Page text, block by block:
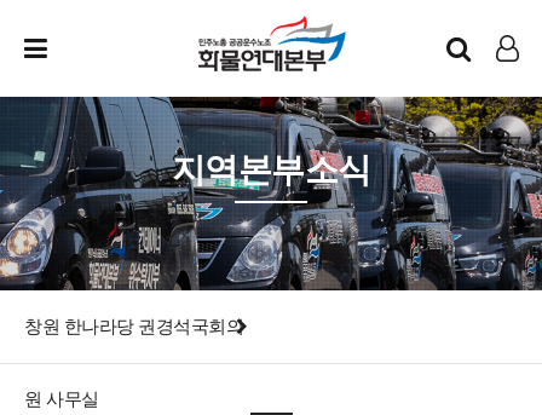
인트라넷
LOG IN
지역본부소식
창원 한나라당 권경석국회의
원 사무실